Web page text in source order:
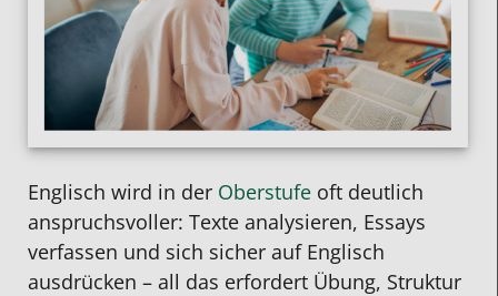
Englisch wird in der Oberstufe oft deutlich
anspruchsvoller: Texte analysieren, Essays
verfassen und sich sicher auf Englisch
ausdrücken – all das erfordert Übung, Struktur